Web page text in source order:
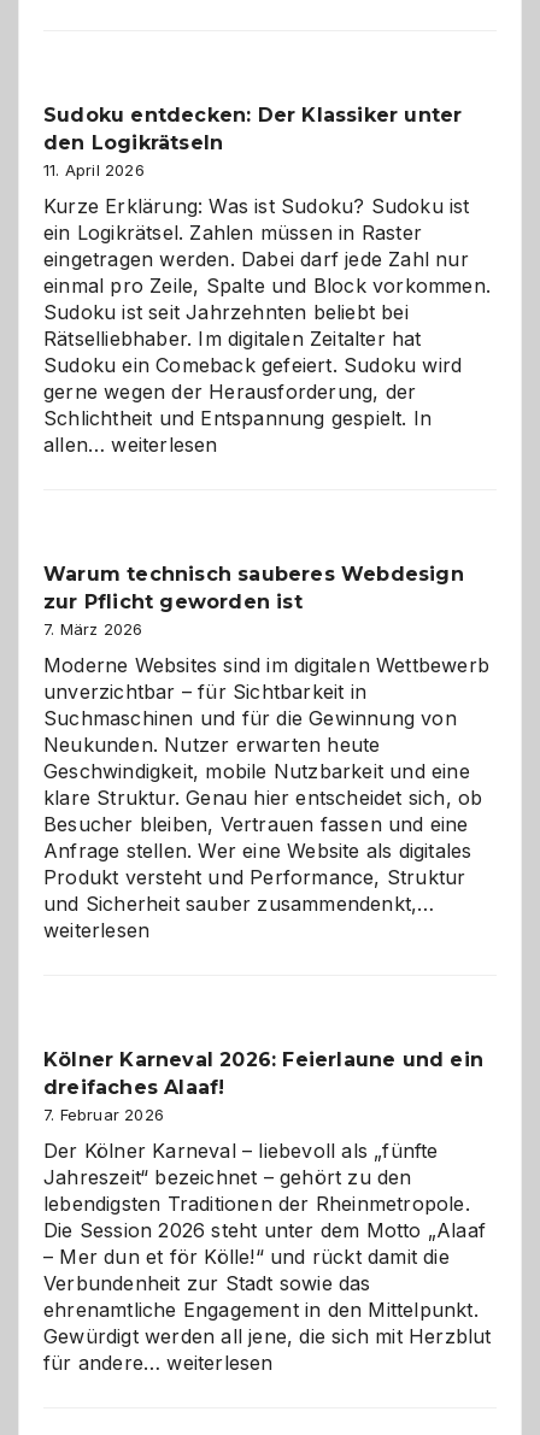
Sudoku entdecken: Der Klassiker unter
den Logikrätseln
11. April 2026
Kurze Erklärung: Was ist Sudoku? Sudoku ist
ein Logikrätsel. Zahlen müssen in Raster
eingetragen werden. Dabei darf jede Zahl nur
einmal pro Zeile, Spalte und Block vorkommen.
Sudoku ist seit Jahrzehnten beliebt bei
Rätselliebhaber. Im digitalen Zeitalter hat
Sudoku ein Comeback gefeiert. Sudoku wird
gerne wegen der Herausforderung, der
Schlichtheit und Entspannung gespielt. In
allen…Sudoku
den
Logikrätseln
weiterlesen
Warum technisch sauberes Webdesign
zur Pflicht geworden ist
7. März 2026
Moderne Websites sind im digitalen Wettbewerb
unverzichtbar – für Sichtbarkeit in
Suchmaschinen und für die Gewinnung von
Neukunden. Nutzer erwarten heute
Geschwindigkeit, mobile Nutzbarkeit und eine
klare Struktur. Genau hier entscheidet sich, ob
Besucher bleiben, Vertrauen fassen und eine
Anfrage stellen. Wer eine Website als digitales
Produkt versteht und Performance, Struktur
und Sicherheit sauber zusammendenkt,…
geworden
weiterlesen
Kölner Karneval 2026: Feierlaune und ein
dreifaches Alaaf!
7. Februar 2026
Der Kölner Karneval – liebevoll als „fünfte
Jahreszeit“ bezeichnet – gehört zu den
lebendigsten Traditionen der Rheinmetropole.
Die Session 2026 steht unter dem Motto „Alaaf
– Mer dun et för Kölle!“ und rückt damit die
Verbundenheit zur Stadt sowie das
ehrenamtliche Engagement in den Mittelpunkt.
Gewürdigt werden all jene, die sich mit Herzblut
für andere…Kölner
weiterlesen